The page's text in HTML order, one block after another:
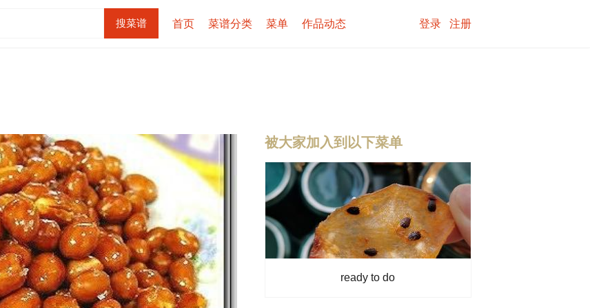
首页 菜谱分类 菜单 作品动态 登录 注册
被大家加入到以下菜单
ready to do